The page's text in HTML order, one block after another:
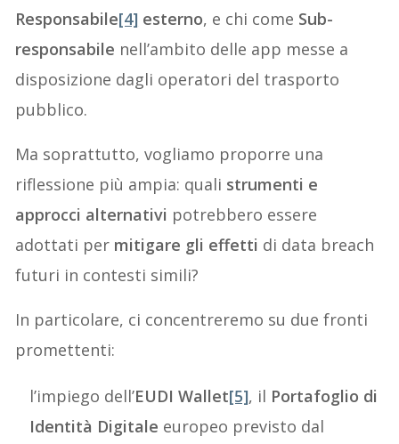
Responsabile[4] esterno, e chi come Sub-
responsabile nell’ambito delle app messe a
disposizione dagli operatori del trasporto
pubblico.
Ma soprattutto, vogliamo proporre una
riflessione più ampia: quali strumenti e
approcci alternativi potrebbero essere
adottati per mitigare gli effetti di data breach
futuri in contesti simili?
In particolare, ci concentreremo su due fronti
promettenti:
l’impiego dell’EUDI Wallet[5], il Portafoglio di
Identità Digitale europeo previsto dal